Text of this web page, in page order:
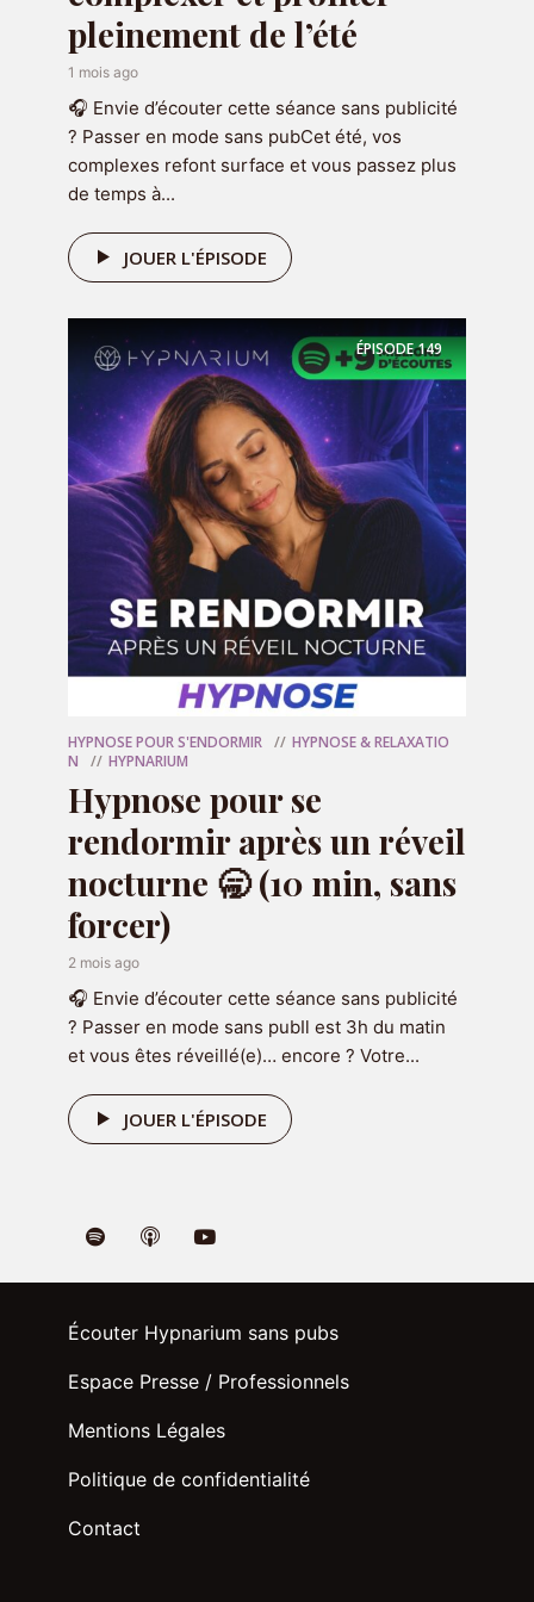
gagner confiance en vous
en cliquant
ci-dessous :
RECEVOIR LE CADEAU
Réserver une séance
Vous souhaitez travailler sur une
problématique en particulier ou
approfondir le travail que vous
avez déjà commencé avec le
podcast ? Alors je vous invite à
réserver une séance pour qu'on aille
plus loin ensemble :
RÉSERVER MA SÉANCE
pleinement de l’été
1 mois ago
🎧 Envie d’écouter cette séance sans publicité
? Passer en mode sans pubCet été, vos
complexes refont surface et vous passez plus
de temps à...
JOUER L'ÉPISODE
ÉPISODE149
HYPNOSE POUR S'ENDORMIR
HYPNOSE & RELAXATIO
N
HYPNARIUM
Hypnose pour se
rendormir après un réveil
nocturne 🥱 (10 min, sans
forcer)
2 mois ago
🎧 Envie d’écouter cette séance sans publicité
? Passer en mode sans pubIl est 3h du matin
et vous êtes réveillé(e)… encore ? Votre...
JOUER L'ÉPISODE
Écouter Hypnarium sans pubs
Espace Presse / Professionnels
Mentions Légales
Politique de confidentialité
Contact